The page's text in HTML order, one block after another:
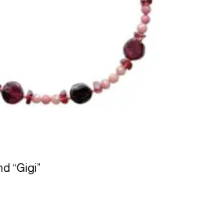
“Gigi”